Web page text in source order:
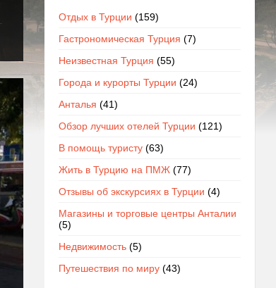
Отдых в Турции (159)
Гастрономическая Турция (7)
Неизвестная Турция (55)
Города и курорты Турции (24)
Анталья (41)
Обзор лучших отелей Турции (121)
В помощь туристу(63)
Жить в Турцию на ПМЖ(77)
Отзывы об экскурсиях в Турции (4)
Магазины и торговые центры Анталии
(5)
Недвижимость(5)
Путешествия по миру(43)